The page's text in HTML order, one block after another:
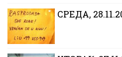
CРЕДА,